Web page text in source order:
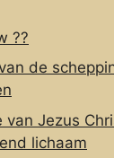
??
de
van Jezus
lichaam